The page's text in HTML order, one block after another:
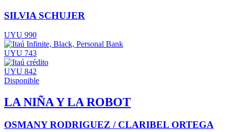
SILVIA SCHUJER
UYU 990
UYU 743
UYU 842
Disponible
LA NIÑA Y LA ROBOT
OSMANY RODRIGUEZ / CLARIBEL ORTEGA